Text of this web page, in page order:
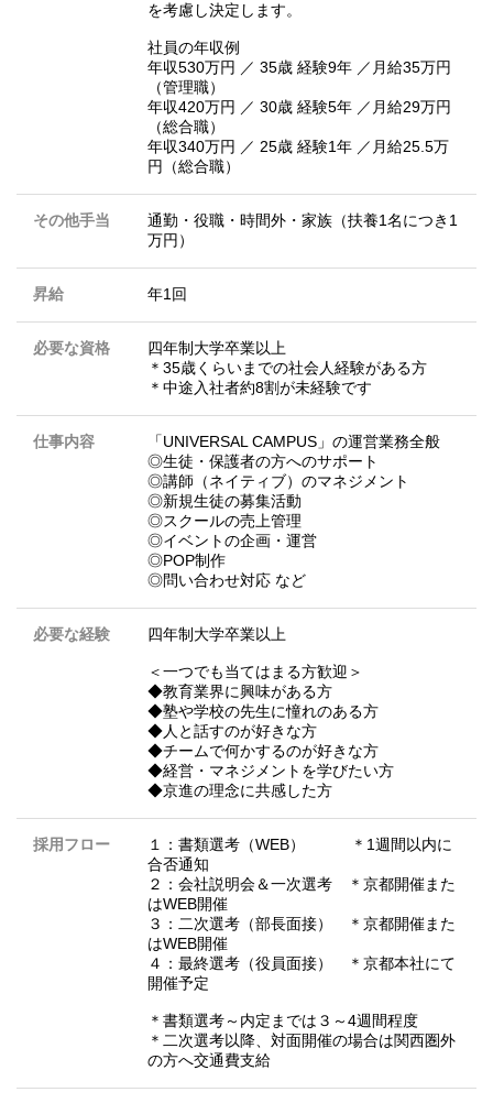
を考慮し決定します。
社員の年収例
年収530万円 ／ 35歳 経験9年 ／月給35万円
（管理職）
年収420万円 ／ 30歳 経験5年 ／月給29万円
（総合職）
年収340万円 ／ 25歳 経験1年 ／月給25.5万
円（総合職）
その他手当
通勤・役職・時間外・家族（扶養1名につき1
万円）
昇給 年1回
必要な資格
四年制大学卒業以上
＊35歳くらいまでの社会人経験がある方
＊中途入社者約8割が未経験です
仕事内容
「UNIVERSAL CAMPUS」の運営業務全般
◎⽣徒・保護者の⽅へのサポート
◎講師（ネイティブ）のマネジメント
◎新規⽣徒の募集活動
◎スクールの売上管理
◎イベントの企画・運営
◎POP制作
◎問い合わせ対応 など
必要な経験 四年制大学卒業以上
＜一つでも当てはまる方歓迎＞
◆教育業界に興味がある方
◆塾や学校の先生に憧れのある方
◆人と話すのが好きな方
◆チームで何かするのが好きな方
◆経営・マネジメントを学びたい方
◆京進の理念に共感した方
採用フロー
１：書類選考（WEB） ＊1週間以内に
合否通知
２：会社説明会＆一次選考 ＊京都開催また
はWEB開催
３：二次選考（部長面接） ＊京都開催また
はWEB開催
４：最終選考（役員面接） ＊京都本社にて
開催予定
＊書類選考～内定までは３～4週間程度
＊二次選考以降、対面開催の場合は関西圏外
の方へ交通費支給